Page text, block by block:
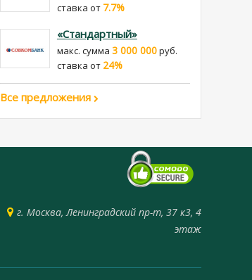
cтавка от 7.7%
«Стандартный»
макс. сумма 3 000 000руб.
cтавка от 24%
Все предложения
г. Москва, Ленинградский пр-т, 37 к3, 4
этаж